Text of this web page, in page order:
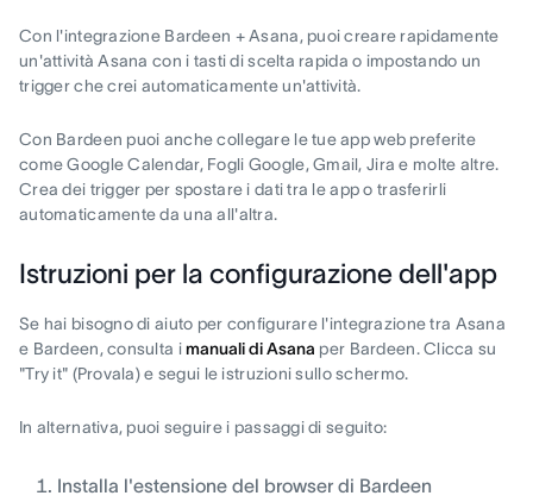
Con l'integrazione Bardeen + Asana, puoi creare rapidamente
un'attività Asana con i tasti di scelta rapida o impostando un
trigger che crei automaticamente un'attività.
Con Bardeen puoi anche collegare le tue app web preferite
come Google Calendar, Fogli Google, Gmail, Jira e molte altre.
Crea dei trigger per spostare i dati tra le app o trasferirli
automaticamente da una all'altra.
Istruzioni per la configurazione dell'app
Se hai bisogno di aiuto per configurare l'integrazione tra Asana
e Bardeen, consulta imanuali di Asana per Bardeen. Clicca su
"Try it" (Provala) e segui le istruzioni sullo schermo.
In alternativa, puoi seguire i passaggi di seguito:
Installa l'estensione del browser di Bardeen